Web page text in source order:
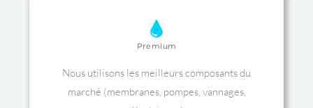
Premium
Nous utilisons les meilleurs composants du
marché (membranes, pompes, vannages,